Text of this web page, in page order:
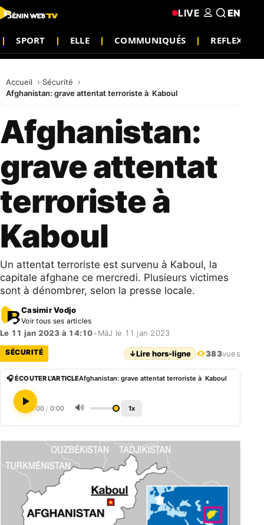
SPORT ELLE COMMUNIQUÉS REFLEXION
LIVE EN
Accueil
Sécurité
Afghanistan: grave attentat terroriste à Kaboul
Afghanistan:
grave attentat
terroriste à
Kaboul
Un attentat terroriste est survenu à Kaboul, la
capitale afghane ce mercredi. Plusieurs victimes
sont à dénombrer, selon la presse locale.
Casimir Vodjo
Voir tous ses articles
Le 11 jan 2023 à 14:10• MàJ le 11 jan 2023
SÉCURITÉ ↓Lire hors-ligne 383vues
🎧 ÉCOUTER L'ARTICLEAfghanistan: grave attentat terroriste à Kaboul
0:00 / 0:00 🔊 1x